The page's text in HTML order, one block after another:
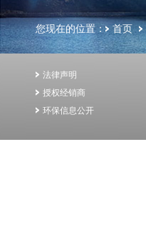
您现在的位置： 首页
法律声明
授权经销商
环保信息公开